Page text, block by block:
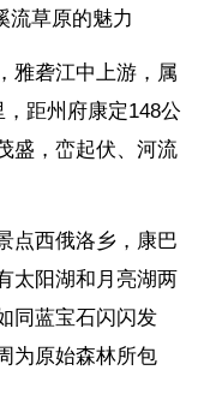
流草原的魅力
雅砻江中上游，属
距州府康定148公
盛，峦起伏、河流
点西俄洛乡，康巴
太阳湖和月亮湖两
同蓝宝石闪闪发
为原始森林所包